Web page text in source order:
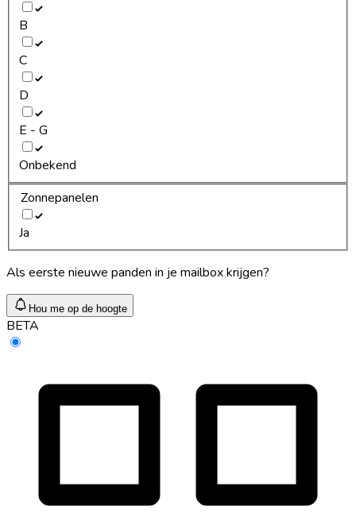
B
C
D
E - G
Onbekend
Zonnepanelen
Ja
Als eerste nieuwe panden in je mailbox krijgen?
Hou me op de hoogte
BETA